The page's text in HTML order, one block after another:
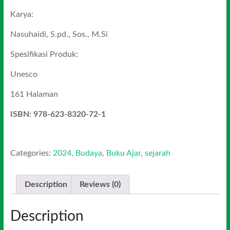
Karya:
Nasuhaidi, S.pd., Sos., M.Si
Spesifikasi Produk:
Unesco
161 Halaman
ISBN: 978-623-8320-72-1
Categories: 2024, Budaya, Buku Ajar, sejarah
Description Reviews (0)
Description